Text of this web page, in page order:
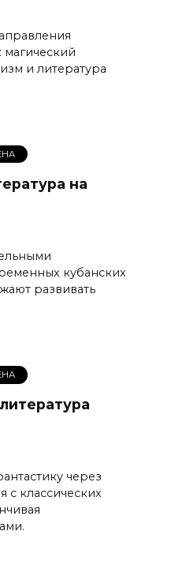
магический
и литература
на
кубанских
развивать
через
с классических